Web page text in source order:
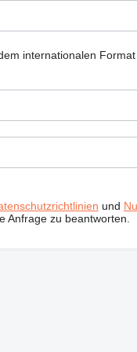
internationalen
und
Anfrage zu beantworten.